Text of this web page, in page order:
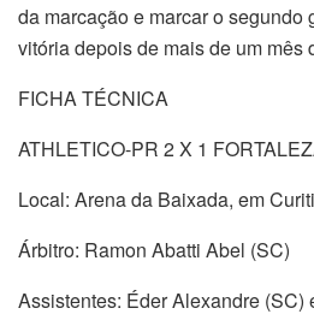
da marcação e marcar o segundo
vitória depois de mais de um mês
FICHA TÉCNICA
ATHLETICO-PR 2 X 1
Local: Arena da Baixada, em
Árbitro: Ramon Abatti Abel (SC)
Assistentes: Éder Alexandre (SC)